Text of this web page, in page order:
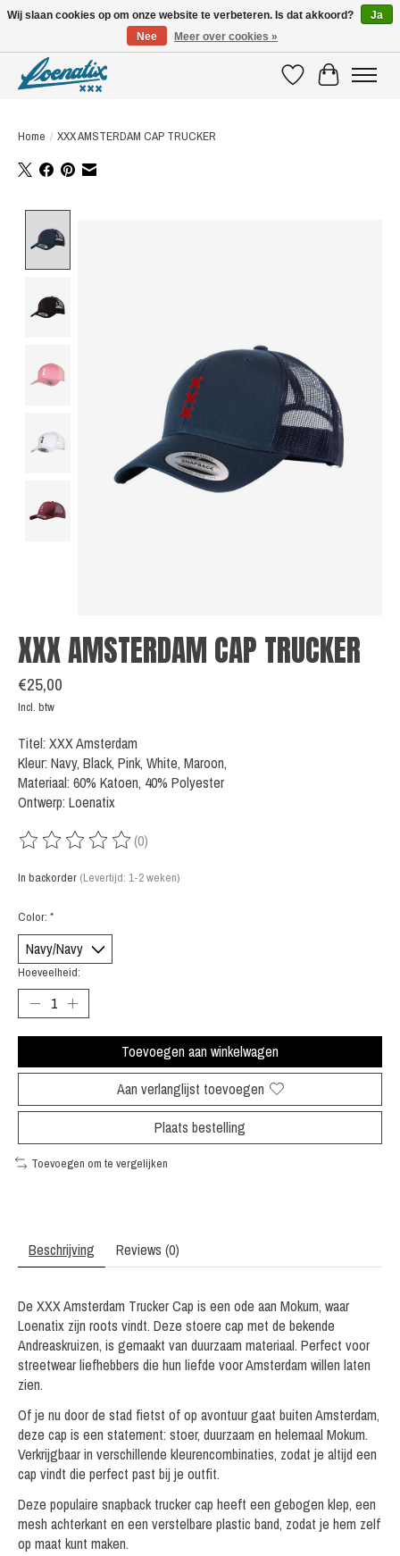
VerlanglijstWinkelwagen
Home / XXX AMSTERDAM CAP TRUCKER
XXX AMSTERDAM CAP TRUCKER
€25,00
Incl. btw
Titel: XXX Amsterdam
Kleur: Navy, Black, Pink, White, Maroon,
Materiaal: 60% Katoen, 40% Polyester
Ontwerp: Loenatix
De beoordeling van dit product is
(0)
In backorder (Levertijd: 1-2 weken)
Color: *
Hoeveelheid:
Toevoegen aan winkelwagen
Aan verlanglijst toevoegen
Plaats bestelling
Toevoegen om te vergelijken
Beschrijving Reviews (0)
De XXX Amsterdam Trucker Cap is een ode aan Mokum, waar
Loenatix zijn roots vindt. Deze stoere cap met de bekende
Andreaskruizen, is gemaakt van duurzaam materiaal. Perfect voor
streetwear liefhebbers die hun liefde voor Amsterdam willen laten
zien.
Of je nu door de stad fietst of op avontuur gaat buiten Amsterdam,
deze cap is een statement: stoer, duurzaam en helemaal Mokum.
Verkrijgbaar in verschillende kleurencombinaties, zodat je altijd een
cap vindt die perfect past bij je outfit.
Deze populaire snapback trucker cap heeft een gebogen klep, een
mesh achterkant en een verstelbare plastic band, zodat je hem zelf
op maat kunt maken.
Wij slaan cookies op om onze website te verbeteren. Is dat akkoord?
Ja
Nee
Meer over cookies »